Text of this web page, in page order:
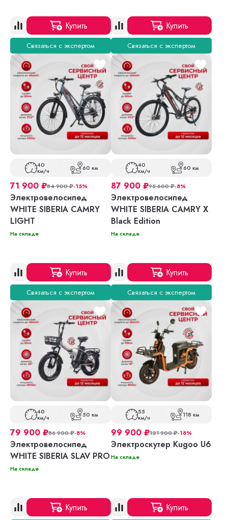
Купить
Связаться с экспертом
Купить
Связаться с экспертом
40
км/ч 60 км
71 900 ₽84 900₽-15%
Электровелосипед
WHITE SIBERIA CAMRY
LIGHT
На складе
Купить
Связаться с экспертом
40
км/ч 60 км
87 900 ₽95 600₽-8%
Электровелосипед
WHITE SIBERIA CAMRY X
Black Edition
На складе
Купить
Связаться с экспертом
40
км/ч 50 км
79 900 ₽86 900₽-8%
Электровелосипед
WHITE SIBERIA SLAV PRO
На складе
Купить
55
км/ч 118 км
99 900 ₽121 900₽-18%
Электроскутер Kugoo U6
На складе
Купить